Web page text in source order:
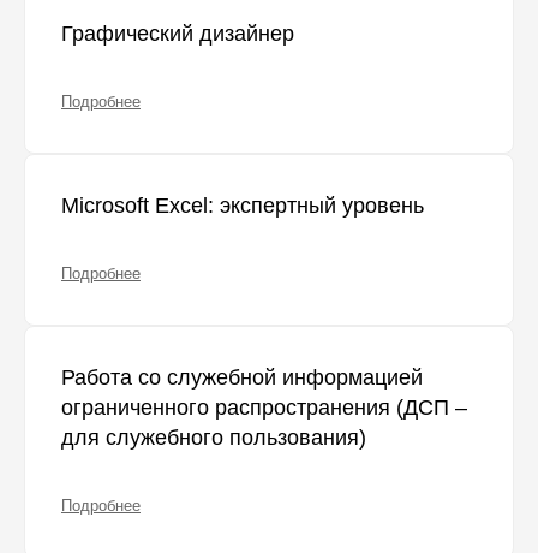
Графический дизайнер
Подробнее
Microsoft Excel: экспертный уровень
Подробнее
Работа со служебной информацией
ограниченного распространения (ДСП –
для служебного пользования)
Подробнее